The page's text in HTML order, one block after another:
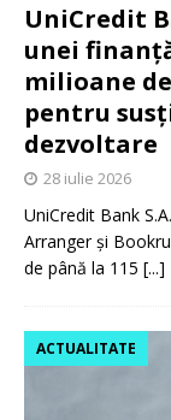
UniCredit
unei
milioane
pentru
dezvoltare
28 iulie 2026
UniCredit Bank
Arranger și
de până la 115 [...]
ACTUALITATE